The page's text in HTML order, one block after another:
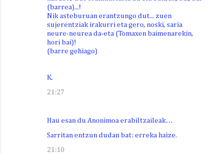
(barrea)...!
Nik asteburuan erantzungo dut... zuen
sujerentziak irakurri eta gero, noski, saria
neure-neurea da-eta (Tomaxen baimenarekin,
hori bai)!
(barre gehiago)
K.
21:27
Hau esan du Anonimoa erabiltzaileak…
Sarritan entzun dudan bat: erreka haize.
21:10